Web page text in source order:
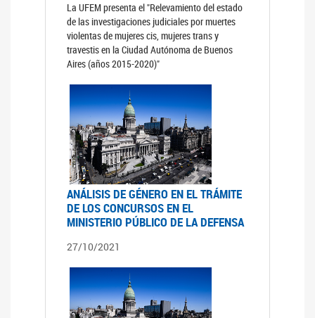
La UFEM presenta el "Relevamiento del estado
de las investigaciones judiciales por muertes
violentas de mujeres cis, mujeres trans y
travestis en la Ciudad Autónoma de Buenos
Aires (años 2015-2020)"
ANÁLISIS DE GÉNERO EN EL TRÁMITE
DE LOS CONCURSOS EN EL
MINISTERIO PÚBLICO DE LA DEFENSA
27/10/2021